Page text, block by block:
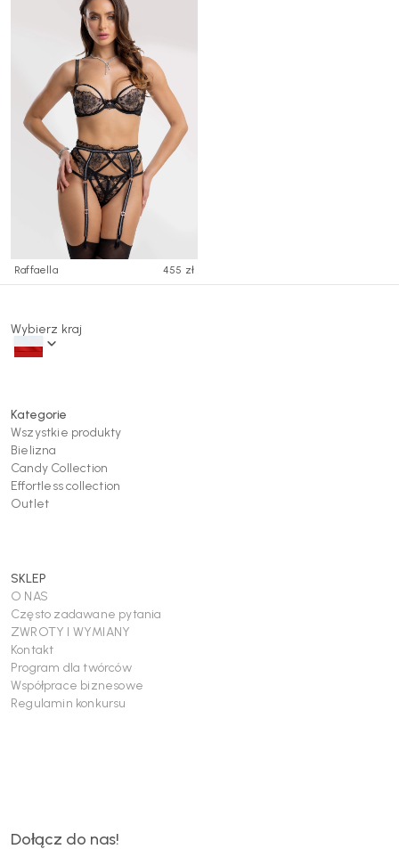
Raffaella 455 zł
Wybierz kraj
Kategorie
Wszystkie produkty
Bielizna
Candy Collection
Effortless collection
Outlet
SKLEP
O NAS
Często zadawane pytania
ZWROTY I WYMIANY
Kontakt
Program dla twórców
Współprace biznesowe
Regulamin konkursu
Dołącz do nas!